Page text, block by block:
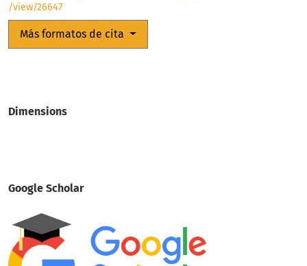
/view/26647
Más formatos de cita
Dimensions
Google Scholar